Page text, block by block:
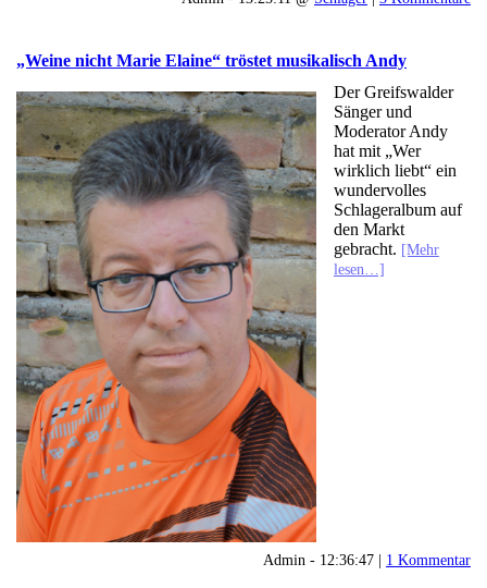
„Weine nicht Marie Elaine“ tröstet musikalisch Andy
Der Greifswalder
Sänger und
Moderator Andy
hat mit „Wer
wirklich liebt“ ein
wundervolles
Schlageralbum auf
den Markt
gebracht. [Mehr
lesen…]
Admin - 12:36:47 | 1 Kommentar